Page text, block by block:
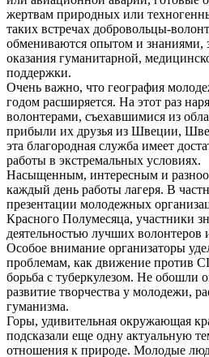
жертвам природных или
таких встречах добровольцы-
обмениваются опытом и знаниями,
оказания гуманитарной,
поддержки.
Очень важно, что география
годом расширяется. На этот раз
волонтерами, съехавшимися из
прибыли их друзья из Швеции,
эта благородная служба имеет
работы в экстремальных условиях.
Насыщенным, интересным и
каждый день работы лагеря. В
презентации молодежных
Красного Полумесяца, участники
деятельностью лучших
Особое внимание организаторы
проблемам, как движение против
борьба с туберкулезом. Не обошли
развитие творчества у молодежи,
гуманизма.
Горы, удивительная окружающая
подсказали еще одну актуальную
отношения к природе. Молодые